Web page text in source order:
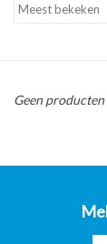
Onderdelen
Over ons
Geen producten